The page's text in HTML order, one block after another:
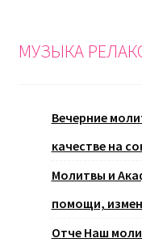
МУЗЫКА
Вечерние
качестве на
Молитвы и
помощи,
Отче Наш